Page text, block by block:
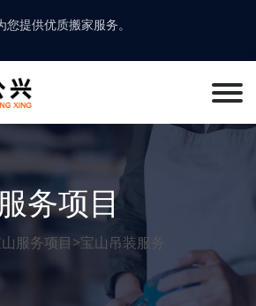
提供优质搬家服务。
务项目
服务项目>宝山吊装服务